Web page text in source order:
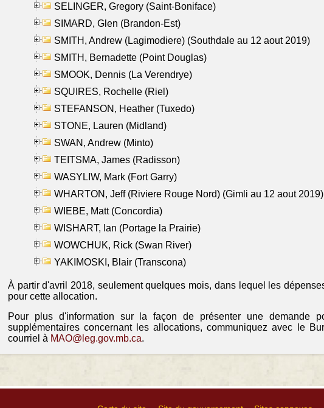
SELINGER, Gregory (Saint-Boniface)
SIMARD, Glen (Brandon-Est)
SMITH, Andrew (Lagimodiere) (Southdale au 12 aout 2019)
SMITH, Bernadette (Point Douglas)
SMOOK, Dennis (La Verendrye)
SQUIRES, Rochelle (Riel)
STEFANSON, Heather (Tuxedo)
STONE, Lauren (Midland)
SWAN, Andrew (Minto)
TEITSMA, James (Radisson)
WASYLIW, Mark (Fort Garry)
WHARTON, Jeff (Riviere Rouge Nord) (Gimli au 12 aout 2019)
WIEBE, Matt (Concordia)
WISHART, Ian (Portage la Prairie)
WOWCHUK, Rick (Swan River)
YAKIMOSKI, Blair (Transcona)
À partir d'avril 2018, seulement quelques mois, dans lequel les
pour cette allocation.
Pour plus d'information sur la façon de présenter une demande
supplémentaires concernant les allocations, communiquez avec le
courriel à MAO@leg.gov.mb.ca.